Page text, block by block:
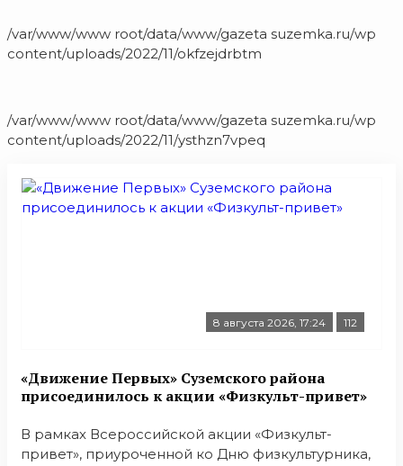
/var/www/www root/data/www/gazeta suzemka.ru/wp
content/uploads/2022/11/okfzejdrbtm
/var/www/www root/data/www/gazeta suzemka.ru/wp
content/uploads/2022/11/ysthzn7vpeq
8 августа 2026, 17:24 112
«Движение Первых» Суземского района
присоединилось к акции «Физкульт-привет»
В рамках Всероссийской акции «Физкульт-
привет», приуроченной ко Дню физкультурника,